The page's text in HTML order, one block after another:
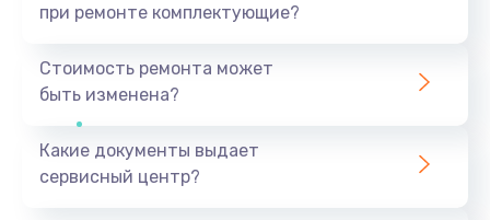
при ремонте комплектующие?
Стоимость ремонта может
быть изменена?
Какие документы выдает
сервисный центр?